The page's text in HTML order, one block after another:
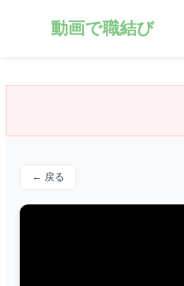
動画で職結び
← 戻る